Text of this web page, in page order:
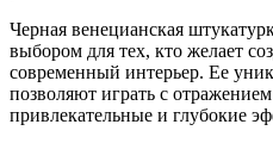
Черная венецианская
выбором для тех, кто желает
современный интерьер. Ее
позволяют играть с отражением
привлекательные и глубокие